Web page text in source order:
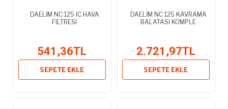
DAELİM NC 125 IC HAVA
FILTRESI
541,36TL
SEPETE EKLE
DAELİM NC 125 KAVRAMA
BALATASI KOMPLE
2.721,97TL
SEPETE EKLE